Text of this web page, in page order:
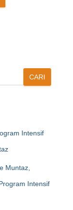
CARI
Intensif
Muntaz,
Intensif